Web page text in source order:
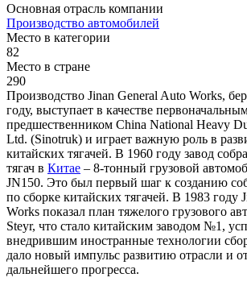
Основная отрасль компании
Производство автомобилей
Место в категории
82
Место в стране
290
Производство Jinan General Auto Works,
году, выступает в качестве
предшественником China National Heavy
Ltd. (Sinotruk) и играет важную роль в
китайских тягачей. В 1960 году завод
тягач в Китае – 8-тонный грузовой
JN150. Это был первый шаг к созданию
по сборке китайских тягачей. В 1983 году
Works показал план тяжелого грузового
Steyr, что стало китайским заводом №1,
внедрившим иностранные технологии
дало новый импульс развитию отрасли и
дальнейшего прогресса.